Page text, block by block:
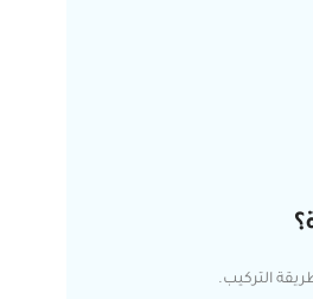
التركيب.